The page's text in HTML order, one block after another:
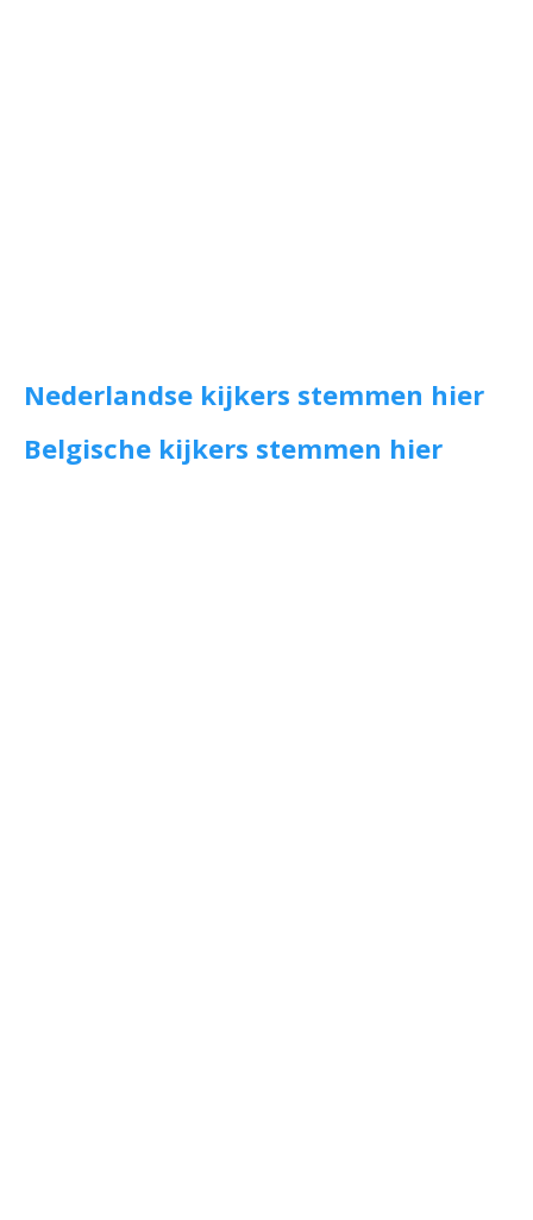
Nederlandse kijkers stemmen hier
Belgische kijkers stemmen hier